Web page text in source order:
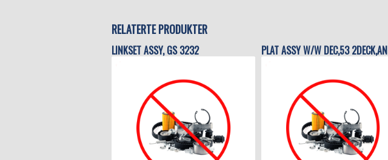
RELATERTE PRODUKTER
LINKSET ASSY, GS 3232 PLAT ASSY W/W DEC,53 2DECK,AN